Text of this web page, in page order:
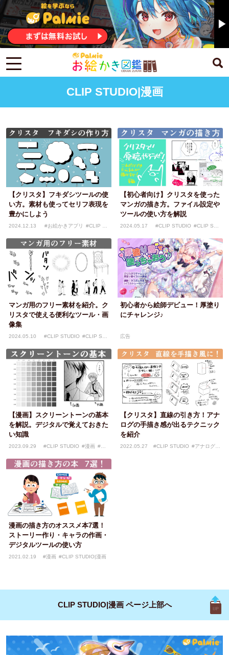
CLIP STUDIO|漫画
【クリスタ】フキダシツールの使
い方。素材も使ってセリフ表現を
豊かにしよう
2024.12.13 #お絵かきアプリ
#CLIP ST
STUDIO|漫画 #マンガ
【初心者向け】クリスタを使った
マンガの描き方。ファイル設定や
ツールの使い方を解説
2024.05.17 #CLIP STUDIO #CLIP STU
マンガ用のフリー素材を紹介。ク
リスタで使える便利なツール・画
像集
2024.05.10 #CLIP STUDIO #CLIP STU
UDIO|漫画
初心者から絵師デビュー！厚塗り
にチャレンジ♪
広告
【漫画】スクリーントーンの基本
を解説。デジタルで覚えておきた
い知識
2023.09.29 #CLIP STUDIO #漫画 #CLI
LIP STUDIO|漫画
【クリスタ】直線の引き方！アナ
ログの手描き感が出るテクニック
を紹介
2022.05.27 #CLIP STUDIO #アナログ画
漫画の描き方のオススメ本7選！
ストーリー作り・キャラの作画・
デジタルツールの使い方
2021.02.19 #漫画 #CLIP STUDIO|漫画
CLIP STUDIO|漫画 ページ上部へ